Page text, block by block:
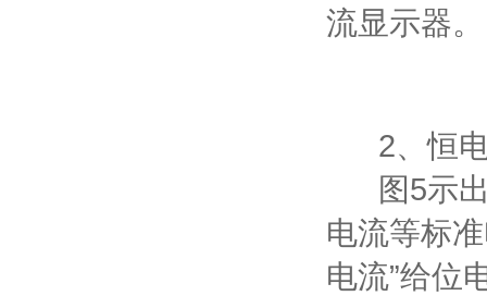
流显示器。
2、恒电
图5示出
电流等标
电流”给位